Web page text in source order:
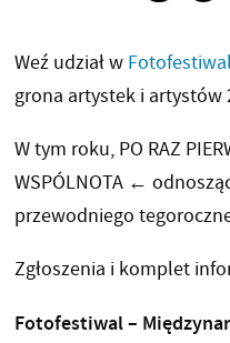
Weź udział w
grona artystek i artystów
W tym roku, PO RAZ
WSPÓLNOTA ←
przewodniego
Zgłoszenia i komplet
Fotofestiwal –